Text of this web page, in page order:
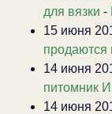
для вязки -
15 июня
продаются
14 июня
питомник
14 июня